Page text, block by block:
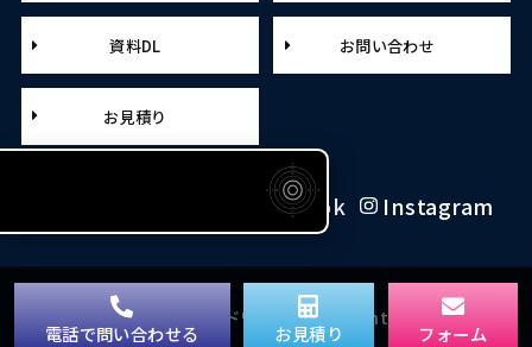
資料DL お問い合わせ
お見積り
Facebook Instagram
© Copyright 2026 アドワールド. All rights reserved.
電話で問い合わせる お見積り フォーム